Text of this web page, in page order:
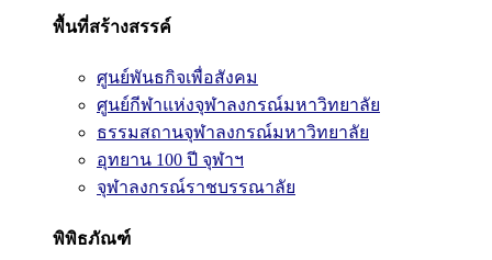
พื้นที่สร้างสรรค์
ศูนย์พันธกิจเพื่อสังคม
ศูนย์กีฬาแห่งจุฬาลงกรณ์มหาวิทยาลัย
ธรรมสถานจุฬาลงกรณ์มหาวิทยาลัย
อุทยาน 100 ปี จุฬาฯ
จุฬาลงกรณ์ราชบรรณาลัย
พิพิธภัณฑ์